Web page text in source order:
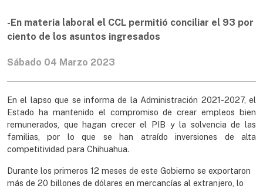
-En materia laboral el CCL permitió conciliar el 93 por
ciento de los asuntos ingresados
Sábado 04 Marzo 2023
En el lapso que se informa de la Administración 2021-2027, el
Estado ha mantenido el compromiso de crear empleos bien
remunerados, que hagan crecer el PIB y la solvencia de las
familias, por lo que se han atraído inversiones de alta
competitividad para Chihuahua.
Durante los primeros 12 meses de este Gobierno se exportaron
más de 20 billones de dólares en mercancías al extranjero, lo